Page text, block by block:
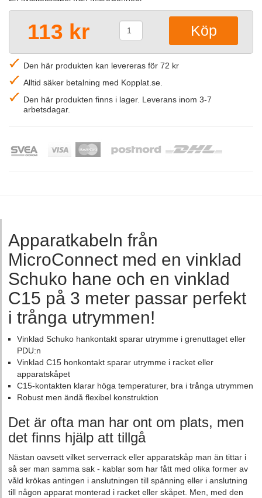
113 kr
Den här produkten kan levereras för 72 kr
Alltid säker betalning med Kopplat.se.
Den här produkten finns i lager. Leverans inom 3-7
arbetsdagar.
Apparatkabeln från
MicroConnect med en vinklad
Schuko hane och en vinklad
C15 på 3 meter passar perfekt
i trånga utrymmen!
Vinklad Schuko hankontakt sparar utrymme i grenuttaget eller
PDU:n
Vinklad C15 honkontakt sparar utrymme i racket eller
apparatskåpet
C15-kontakten klarar höga temperaturer, bra i trånga utrymmen
Robust men ändå flexibel konstruktion
Det är ofta man har ont om plats, men
det finns hjälp att tillgå
Nästan oavsett vilket serverrack eller apparatskåp man än tittar i
så ser man samma sak - kablar som har fått med olika former av
våld krökas antingen i anslutningen till spänning eller i anslutning
till någon apparat monterad i racket eller skåpet. Men, med den